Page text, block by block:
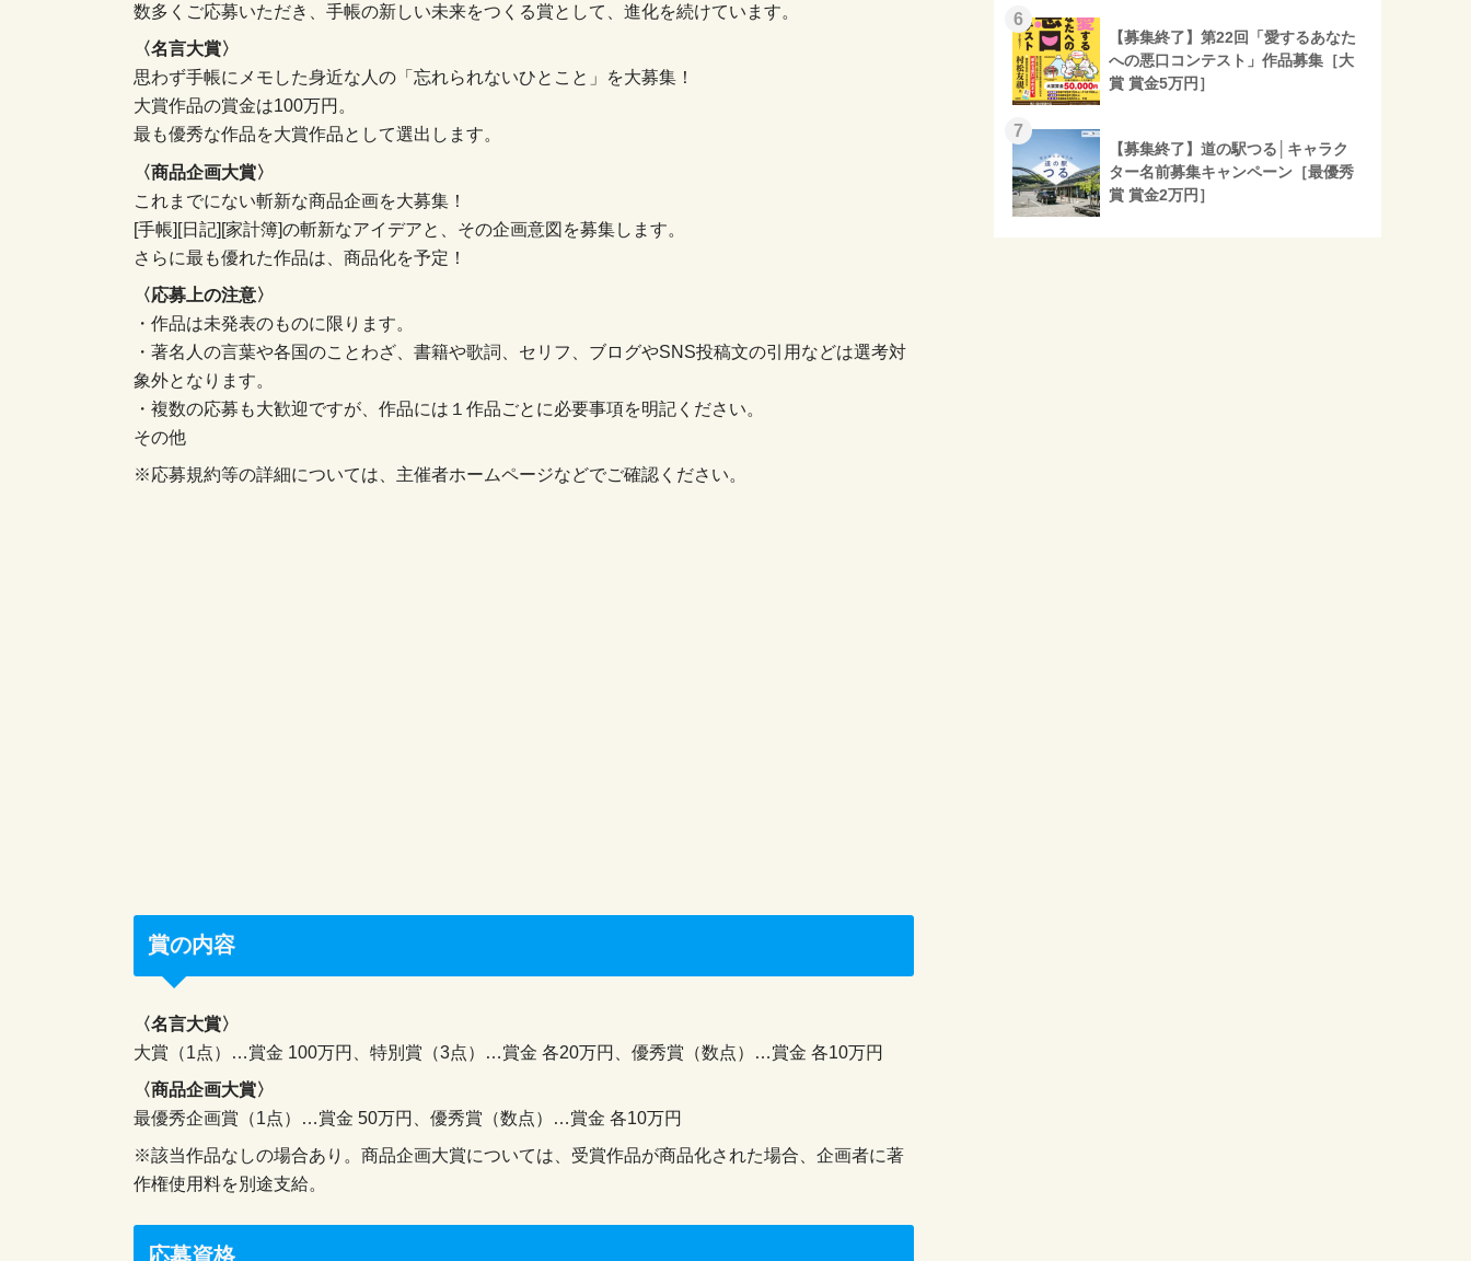
数多くご応募いただき、手帳の新しい未来をつくる賞として、進化を続けています。
〈名言大賞〉
思わず手帳にメモした身近な人の「忘れられないひとこと」を大募集！
大賞作品の賞金は100万円。
最も優秀な作品を大賞作品として選出します。
〈商品企画大賞〉
これまでにない斬新な商品企画を大募集！
[手帳][日記][家計簿]の斬新なアイデアと、その企画意図を募集します。
さらに最も優れた作品は、商品化を予定！
〈応募上の注意〉
・作品は未発表のものに限ります。
・著名人の言葉や各国のことわざ、書籍や歌詞、セリフ、ブログやSNS投稿文の引用などは選考対
象外となります。
・複数の応募も大歓迎ですが、作品には１作品ごとに必要事項を明記ください。
その他
※応募規約等の詳細については、主催者ホームページなどでご確認ください。
賞の内容
〈名言大賞〉
大賞（1点）…賞金 100万円、特別賞（3点）…賞金 各20万円、優秀賞（数点）…賞金 各10万円
〈商品企画大賞〉
最優秀企画賞（1点）…賞金 50万円、優秀賞（数点）…賞金 各10万円
※該当作品なしの場合あり。商品企画大賞については、受賞作品が商品化された場合、企画者に著
作権使用料を別途支給。
応募資格
6
【募集終了】第22回「愛するあなた
への悪口コンテスト」作品募集［大
賞 賞金5万円］
7
【募集終了】道の駅つる│キャラク
ター名前募集キャンペーン［最優秀
賞 賞金2万円］